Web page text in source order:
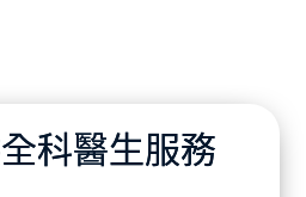
科醫生服務